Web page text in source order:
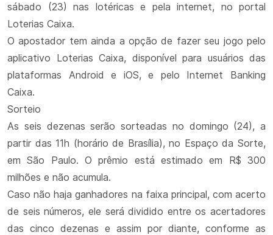
sábado (23) nas lotéricas e pela internet, no portal
Loterias Caixa.
O apostador tem ainda a opção de fazer seu jogo pelo
aplicativo Loterias Caixa, disponível para usuários das
plataformas Android e iOS, e pelo Internet Banking
Caixa.
Sorteio
As seis dezenas serão sorteadas no domingo (24), a
partir das 11h (horário de Brasília), no Espaço da Sorte,
em São Paulo. O prêmio está estimado em R$ 300
milhões e não acumula.
Caso não haja ganhadores na faixa principal, com acerto
de seis números, ele será dividido entre os acertadores
das cinco dezenas e assim por diante, conforme as